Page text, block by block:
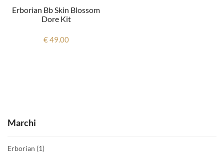
Erborian Bb Skin Blossom
Dore Kit
€ 49.00
Marchi
Erborian (1)